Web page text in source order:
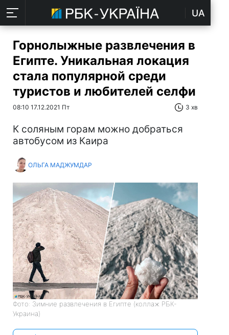
UA
Горнолыжные развлечения в
Египте. Уникальная локация
стала популярной среди
туристов и любителей селфи
08:10 17.12.2021 Пт 3 хв
К соляным горам можно добраться
автобусом из Каира
ОЛЬГА МАДЖУМДАР
Фото: Зимние развлечения в Египте (коллаж РБК-
Украина)